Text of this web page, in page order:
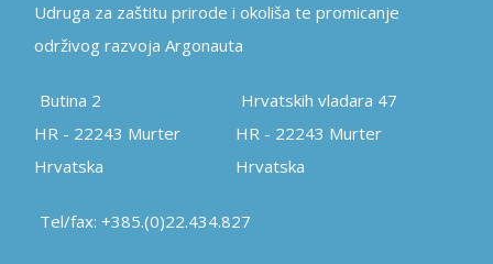
Udruga za zaštitu prirode i okoliša te promicanje
održivog razvoja Argonauta
Butina 2
HR - 22243 Murter
Hrvatska
Hrvatskih vladara 47
HR - 22243 Murter
Hrvatska
Tel/fax: +385.(0)22.434.827